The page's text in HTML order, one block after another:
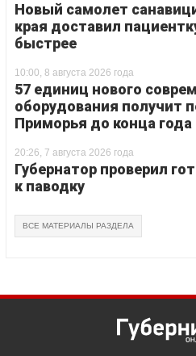
Новый самолет
края доставил
быстрее
10:00, 8 августа 2026 года
57 единиц нового
оборудования получит
Приморья до конца года
20:26, 7 августа 2026 года
Губернатор проверил
к паводку
ВСЕ МАТЕРИАЛЫ РАЗДЕЛА